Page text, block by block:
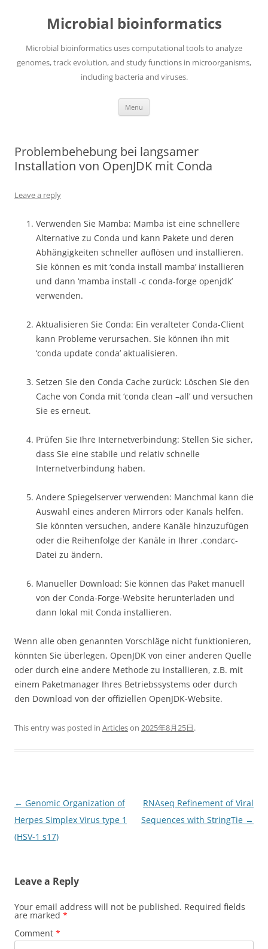
Microbial bioinformatics
Microbial bioinformatics uses computational tools to analyze
genomes, track evolution, and study functions in microorganisms,
including bacteria and viruses.
Menu
Problembehebung bei langsamer
Installation von OpenJDK mit Conda
Leave a reply
Verwenden Sie Mamba: Mamba ist eine schnellere
Alternative zu Conda und kann Pakete und deren
Abhängigkeiten schneller auflösen und installieren.
Sie können es mit ‘conda install mamba’ installieren
und dann ‘mamba install -c conda-forge openjdk’
verwenden.
Aktualisieren Sie Conda: Ein veralteter Conda-Client
kann Probleme verursachen. Sie können ihn mit
‘conda update conda’ aktualisieren.
Setzen Sie den Conda Cache zurück: Löschen Sie den
Cache von Conda mit ‘conda clean –all’ und versuchen
Sie es erneut.
Prüfen Sie Ihre Internetverbindung: Stellen Sie sicher,
dass Sie eine stabile und relativ schnelle
Internetverbindung haben.
Andere Spiegelserver verwenden: Manchmal kann die
Auswahl eines anderen Mirrors oder Kanals helfen.
Sie könnten versuchen, andere Kanäle hinzuzufügen
oder die Reihenfolge der Kanäle in Ihrer .condarc-
Datei zu ändern.
Manueller Download: Sie können das Paket manuell
von der Conda-Forge-Website herunterladen und
dann lokal mit Conda installieren.
Wenn alle oben genannten Vorschläge nicht funktionieren,
könnten Sie überlegen, OpenJDK von einer anderen Quelle
oder durch eine andere Methode zu installieren, z.B. mit
einem Paketmanager Ihres Betriebssystems oder durch
den Download von der offiziellen OpenJDK-Website.
This entry was posted in Articleson 2025年8月25日.
Post
navigation
← Genomic Organization of
Herpes Simplex Virus type 1
(HSV-1 s17)
RNAseq Refinement of Viral
Sequences with StringTie →
Leave a Reply
Your email address will not be published. Required fields
are marked *
Comment *